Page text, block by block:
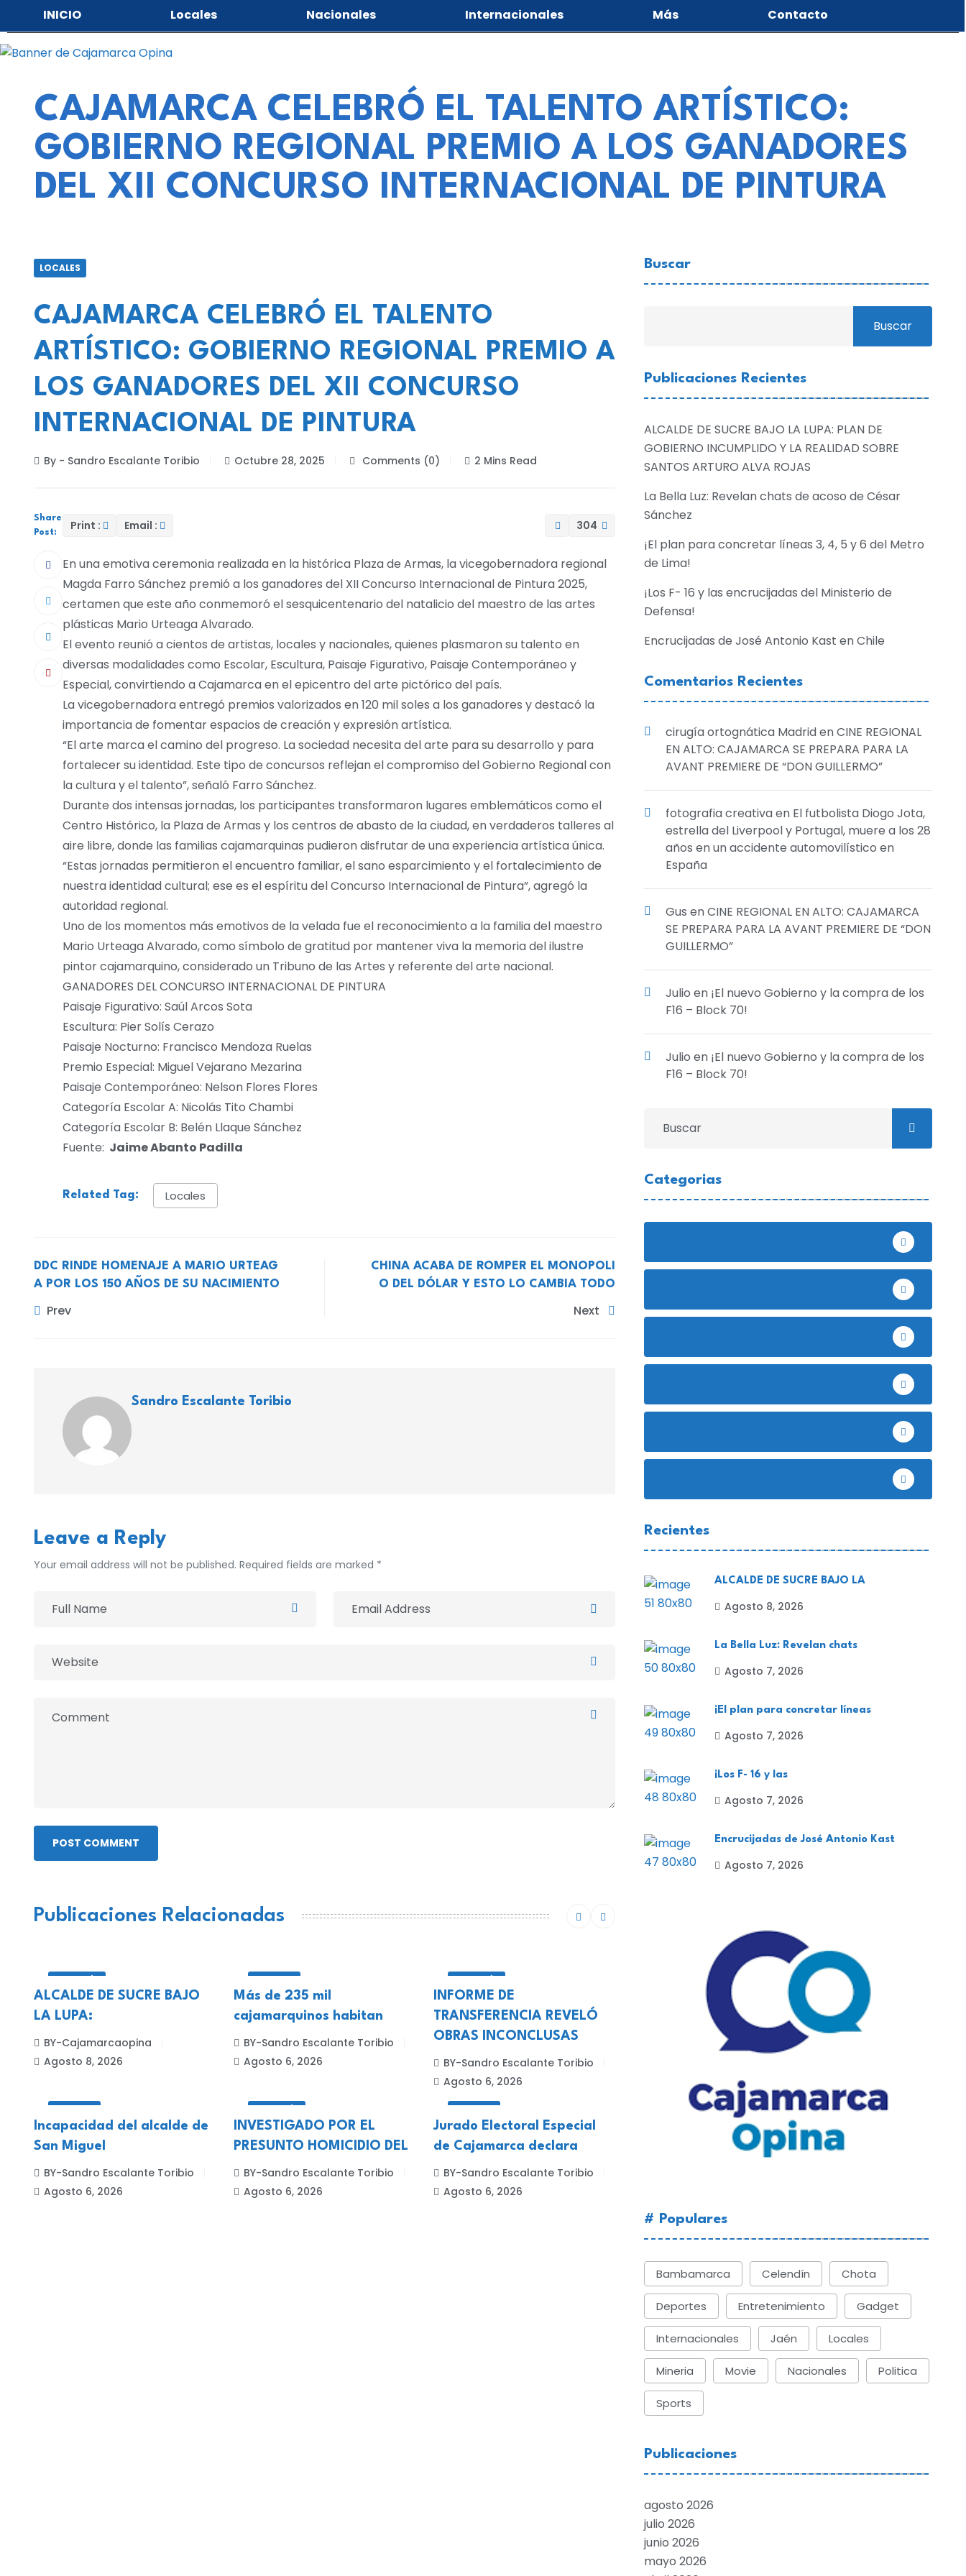
INICIO Locales Nacionales Internacionales Más Contacto
CAJAMARCA CELEBRÓ EL TALENTO ARTÍSTICO:
GOBIERNO REGIONAL PREMIO A LOS GANADORES
DEL XII CONCURSO INTERNACIONAL DE PINTURA
LOCALES
CAJAMARCA CELEBRÓ EL TALENTO
ARTÍSTICO: GOBIERNO REGIONAL PREMIO A
LOS GANADORES DEL XII CONCURSO
INTERNACIONAL DE PINTURA
By - Sandro Escalante Toribio Octubre 28, 2025 Comments (0) 2 Mins Read
Share
Post:
Print : Email : 304
En una emotiva ceremonia realizada en la histórica Plaza de Armas, la vicegobernadora regional
Magda Farro Sánchez premió a los ganadores del XII Concurso Internacional de Pintura 2025,
certamen que este año conmemoró el sesquicentenario del natalicio del maestro de las artes
plásticas Mario Urteaga Alvarado.
El evento reunió a cientos de artistas, locales y nacionales, quienes plasmaron su talento en
diversas modalidades como Escolar, Escultura, Paisaje Figurativo, Paisaje Contemporáneo y
Especial, convirtiendo a Cajamarca en el epicentro del arte pictórico del país.
La vicegobernadora entregó premios valorizados en 120 mil soles a los ganadores y destacó la
importancia de fomentar espacios de creación y expresión artística.
“El arte marca el camino del progreso. La sociedad necesita del arte para su desarrollo y para
fortalecer su identidad. Este tipo de concursos reflejan el compromiso del Gobierno Regional con
la cultura y el talento”, señaló Farro Sánchez.
Durante dos intensas jornadas, los participantes transformaron lugares emblemáticos como el
Centro Histórico, la Plaza de Armas y los centros de abasto de la ciudad, en verdaderos talleres al
aire libre, donde las familias cajamarquinas pudieron disfrutar de una experiencia artística única.
“Estas jornadas permitieron el encuentro familiar, el sano esparcimiento y el fortalecimiento de
nuestra identidad cultural; ese es el espíritu del Concurso Internacional de Pintura”, agregó la
autoridad regional.
Uno de los momentos más emotivos de la velada fue el reconocimiento a la familia del maestro
Mario Urteaga Alvarado, como símbolo de gratitud por mantener viva la memoria del ilustre
pintor cajamarquino, considerado un Tribuno de las Artes y referente del arte nacional.
GANADORES DEL CONCURSO INTERNACIONAL DE PINTURA
Paisaje Figurativo: Saúl Arcos Sota
Escultura: Pier Solís Cerazo
Paisaje Nocturno: Francisco Mendoza Ruelas
Premio Especial: Miguel Vejarano Mezarina
Paisaje Contemporáneo: Nelson Flores Flores
Categoría Escolar A: Nicolás Tito Chambi
Categoría Escolar B: Belén Llaque Sánchez
Fuente: Jaime Abanto Padilla
Related Tag: Locales
DDC RINDE HOMENAJE A MARIO URTEAG
A POR LOS 150 AÑOS DE SU NACIMIENTO
Prev
CHINA ACABA DE ROMPER EL MONOPOLI
O DEL DÓLAR Y ESTO LO CAMBIA TODO
Next
Sandro Escalante Toribio
Leave a Reply
Your email address will not be published. Required fields are marked *
POST COMMENT
Publicaciones Relacionadas
ALCALDE DE SUCRE BAJO
LA LUPA:
BY-Cajamarcaopina
Agosto 8, 2026
Más de 235 mil
cajamarquinos habitan
BY-Sandro Escalante Toribio
Agosto 6, 2026
INFORME DE
TRANSFERENCIA REVELÓ
OBRAS INCONCLUSAS
BY-Sandro Escalante Toribio
Agosto 6, 2026
Incapacidad del alcalde de
San Miguel
BY-Sandro Escalante Toribio
Agosto 6, 2026
INVESTIGADO POR EL
PRESUNTO HOMICIDIO DEL
BY-Sandro Escalante Toribio
Agosto 6, 2026
Jurado Electoral Especial
de Cajamarca declara
BY-Sandro Escalante Toribio
Agosto 6, 2026
Buscar
Buscar
Publicaciones Recientes
ALCALDE DE SUCRE BAJO LA LUPA: PLAN DE
GOBIERNO INCUMPLIDO Y LA REALIDAD SOBRE
SANTOS ARTURO ALVA ROJAS
La Bella Luz: Revelan chats de acoso de César
Sánchez
¡El plan para concretar líneas 3, 4, 5 y 6 del Metro
de Lima!
¡Los F- 16 y las encrucijadas del Ministerio de
Defensa!
Encrucijadas de José Antonio Kast en Chile
Comentarios Recientes
cirugía ortognática MadridenCINE REGIONAL
EN ALTO: CAJAMARCA SE PREPARA PARA LA
AVANT PREMIERE DE “DON GUILLERMO”
fotografia creativaen El futbolista Diogo Jota,
estrella del Liverpool y Portugal, muere a los 28
años en un accidente automovilístico en
España
Gus enCINE REGIONAL EN ALTO: CAJAMARCA
SE PREPARA PARA LA AVANT PREMIERE DE “DON
GUILLERMO”
Julio en ¡El nuevo Gobierno y la compra de los
F16 – Block 70!
Julio en ¡El nuevo Gobierno y la compra de los
F16 – Block 70!
Categorias
Recientes
ALCALDE DE SUCRE BAJO LA
Agosto 8, 2026
La Bella Luz: Revelan chats
Agosto 7, 2026
¡El plan para concretar líneas
Agosto 7, 2026
¡Los F- 16 y las
Agosto 7, 2026
Encrucijadas de José Antonio Kast
Agosto 7, 2026
# Populares
Bambamarca Celendín Chota
Deportes Entretenimiento Gadget
Internacionales Jaén Locales
Mineria Movie Nacionales Politica
Sports
Publicaciones
agosto 2026
julio 2026
junio 2026
mayo 2026